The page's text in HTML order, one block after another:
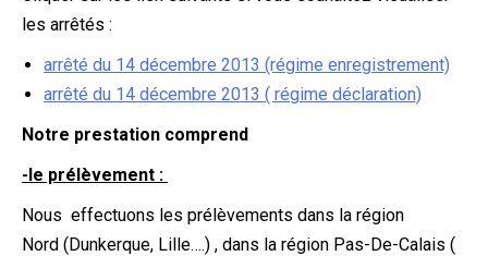
les arrêtés :
arrêté du 14 décembre 2013 (régime enregistrement)
arrêté du 14 décembre 2013 ( régime déclaration)
Notre prestation comprend
-le prélèvement :
Nous effectuons les prélèvements dans la région
Nord (Dunkerque, Lille….) , dans la région Pas-De-Calais (